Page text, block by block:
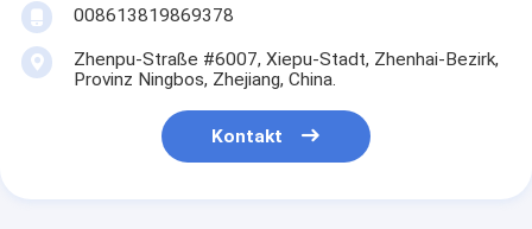
008613819869378
Zhenpu-Straße #6007, Xiepu-Stadt, Zhenhai-Bezirk,
Provinz Ningbos, Zhejiang, China.
Kontakt